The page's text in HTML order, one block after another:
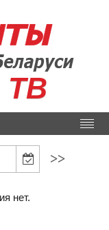
ТВ
>>
нет.